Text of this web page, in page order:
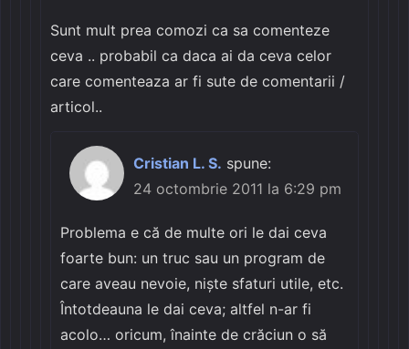
Sunt mult prea comozi ca sa comenteze
ceva .. probabil ca daca ai da ceva celor
care comenteaza ar fi sute de comentarii /
articol..
Cristian L. S. spune:
24 octombrie 2011 la 6:29 pm
Problema e că de multe ori le dai ceva
foarte bun: un truc sau un program de
care aveau nevoie, niște sfaturi utile, etc.
Întotdeauna le dai ceva; altfel n-ar fi
acolo… oricum, înainte de crăciun o să